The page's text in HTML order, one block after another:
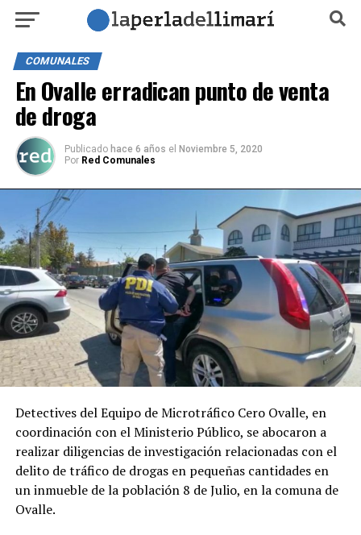
COMUNALES
En Ovalle erradican punto de venta
de droga
Publicado hace 6 años el Noviembre 5, 2020
Por Red Comunales
Detectives del Equipo de Microtráfico Cero Ovalle, en
coordinación con el Ministerio Público, se abocaron a
realizar diligencias de investigación relacionadas con el
delito de tráfico de drogas en pequeñas cantidades en
un inmueble de la población 8 de Julio, en la comuna de
Ovalle.